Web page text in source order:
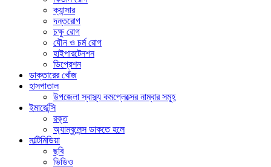
ক্যান্সার
দন্তরোগ
চক্ষু রোগ
যৌন ও চর্ম রোগ
হাইপারটেনশন
ডিপ্রেশন
ডাক্তারের খোঁজ
হাসপাতাল
উপজেলা স্বাস্থ্য কমপ্লেক্সের নাম্বার সমূহ
ইমার্জেন্সি
রক্ত
অ্যাম্বুলেন্স ডাকতে হলে
মাল্টিমিডিয়া
ছবি
ভিডিও